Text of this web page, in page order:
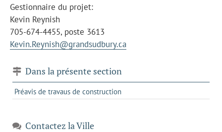
Gestionnaire du projet:
Kevin Reynish
705-674-4455, poste 3613
Kevin.Reynish@grandsudbury.ca
Dans la présente section
Préavis de travaus de construction
Contactez la Ville